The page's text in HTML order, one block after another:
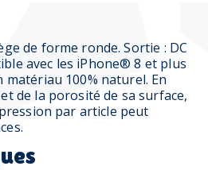
de forme ronde. Sortie : DC
avec les iPhone® 8 et plus
matériau 100% naturel. En
de la porosité de sa surface,
par article peut